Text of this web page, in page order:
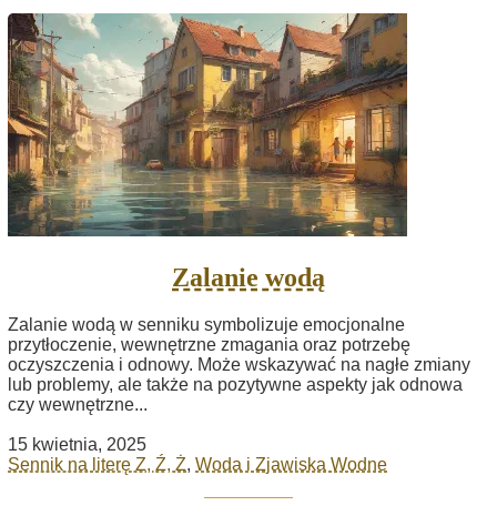
Zalanie wodą
Zalanie wodą w senniku symbolizuje emocjonalne
przytłoczenie, wewnętrzne zmagania oraz potrzebę
oczyszczenia i odnowy. Może wskazywać na nagłe zmiany
lub problemy, ale także na pozytywne aspekty jak odnowa
czy wewnętrzne...
15 kwietnia, 2025
Sennik na literę Z, Ź, Ż, Woda i Zjawiska Wodne